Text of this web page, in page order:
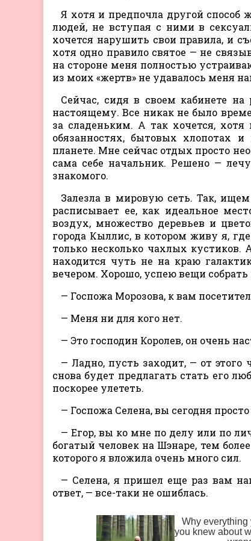
Я хотя и предпочла другой способ
людей, не вступая с ними в
хочется нарушить свои правила, и
хотя одно правило святое — не
на стороне меня полностью
из моих «жертв» не удавалось меня
Сейчас, сидя в своем кабинете
настоящему. Все никак не было
за сладеньким. А так хочется,
обязанностях, бытовых хлопотах
планете. Мне сейчас отдых просто
сама себе начальник. Решено —
знакомого.
Залезла в мировую сеть. Так,
расписывает ее, как идеальное
воздух, множество деревьев и
города Кыллис, в котором живу я,
только несколько чахлых кустиков.
находится чуть не на краю
вечером. Хорошо, успею вещи собрать
— Госпожа Морозова, к вам
— Меня ни для кого нет.
— Это господин Королев, он очень
— Ладно, пусть заходит, — от этого
снова будет предлагать стать его
поскорее улететь.
— Госпожа Селена, вы сегодня
— Егор, вы ко мне по делу или по
богатый человек на Шэнаре, тем
которого я вложила очень много сил.
— Селена, я пришел еще раз вам
ответ, — все-таки не ошиблась.